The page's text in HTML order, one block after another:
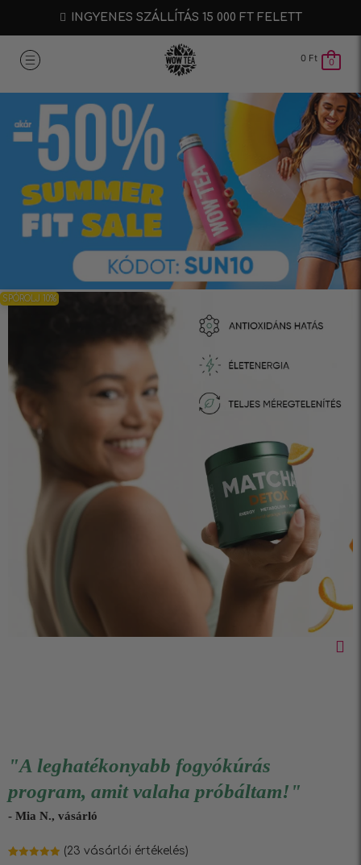
INGYENES SZÁLLÍTÁS 15 000 FT FELETT
0 Ft 0
SPÓROLJ 10%
"A leghatékonyabb fogyókúrás
program, amit valaha próbáltam!"
- Mia N., vásárló
(23 vásárlói értékelés)